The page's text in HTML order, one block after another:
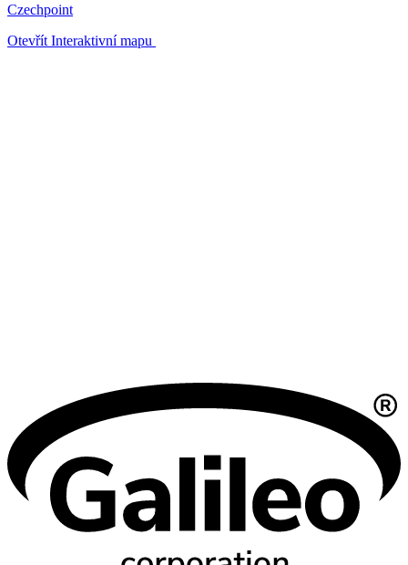
Czechpoint
Otevřít Interaktivní mapu